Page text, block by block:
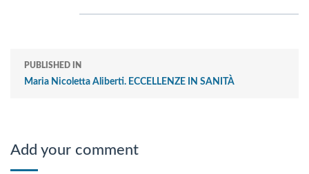
PUBLISHED IN
Maria Nicoletta Aliberti. ECCELLENZE IN SANITÀ
Add your comment